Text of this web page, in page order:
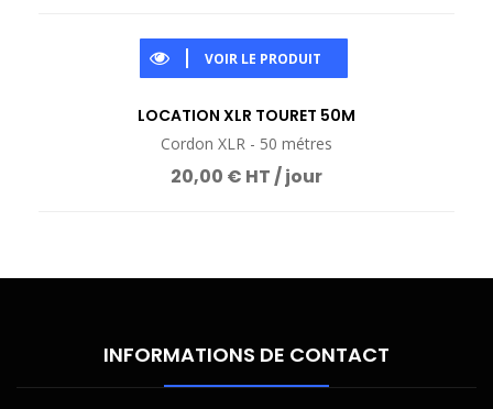
VOIR LE PRODUIT
LOCATION XLR TOURET 50M
Cordon XLR - 50 métres
20,00 € HT / jour
INFORMATIONS DE CONTACT